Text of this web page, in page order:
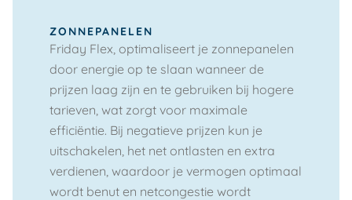
ZONNEPANELEN
Friday Flex, optimaliseert je zonnepanelen
door energie op te slaan wanneer de
prijzen laag zijn en te gebruiken bij hogere
tarieven, wat zorgt voor maximale
efficiëntie. Bij negatieve prijzen kun je
uitschakelen, het net ontlasten en extra
verdienen, waardoor je vermogen optimaal
wordt benut en netcongestie wordt